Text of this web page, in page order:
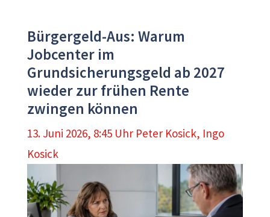
Bürgergeld-Aus: Warum
Jobcenter im
Grundsicherungsgeld ab 2027
wieder zur frühen Rente
zwingen können
13. Juni 2026, 8:45 Uhr Peter Kosick, Ingo
Kosick